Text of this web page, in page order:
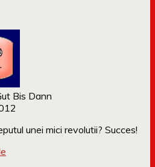
Bis Dann
unei mici revolutii? Succes!